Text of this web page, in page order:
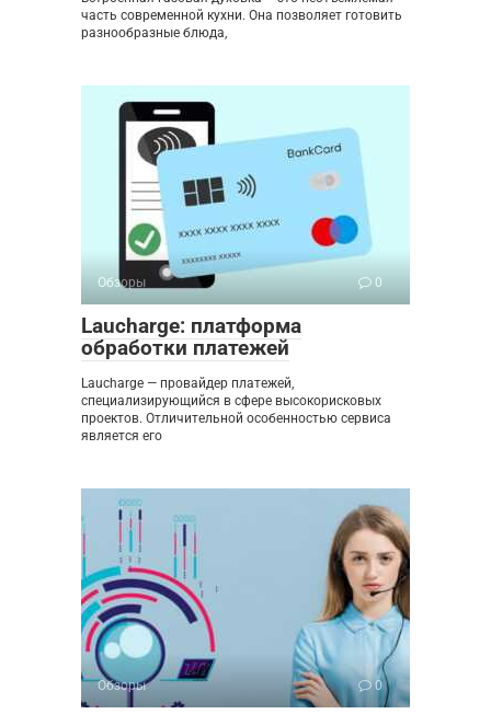
часть современной кухни. Она позволяет готовить
разнообразные блюда,
Обзоры 0
Laucharge: платформа
обработки платежей
Laucharge — провайдер платежей,
специализирующийся в сфере высокорисковых
проектов. Отличительной особенностью сервиса
является его
Обзоры 0